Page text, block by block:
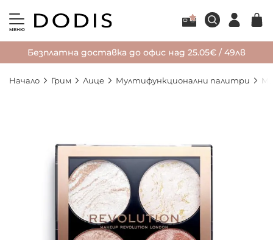
МЕНЮ
Безплатна доставка до офис над 25.05€ / 49лв
Начало Грим Лице Мултифункционални палитри
галерията
изображенията